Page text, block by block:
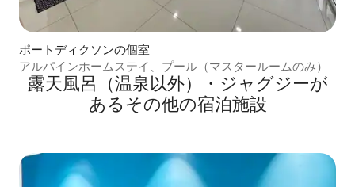
ポートディクソンの個室
アルパインホームステイ、プール（マスタールームのみ）
露天風呂（温泉以外）・ジャグジーが
あるその他の宿泊施設